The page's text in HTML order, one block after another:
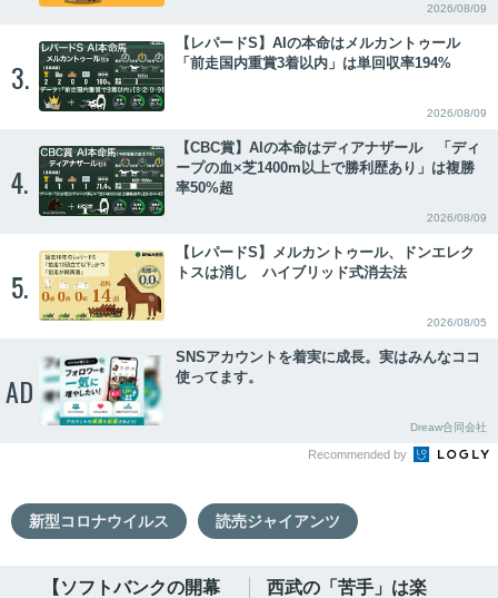
2026/08/09
3.
【レパードS】AIの本命はメルカントゥール
「前走国内重賞3着以内」は単回収率194%
2026/08/09
4.
【CBC賞】AIの本命はディアナザール 「ディ
ープの血×芝1400m以上で勝利歴あり」は複勝
率50%超
2026/08/09
5.
【レパードS】メルカントゥール、ドンエレク
トスは消し ハイブリッド式消去法
2026/08/05
AD
SNSアカウントを着実に成長。実はみんなココ
使ってます。
Dreaw合同会社
Recommended by
新型コロナウイルス 読売ジャイアンツ
【ソフトバンクの開幕
西武の「苦手」は楽